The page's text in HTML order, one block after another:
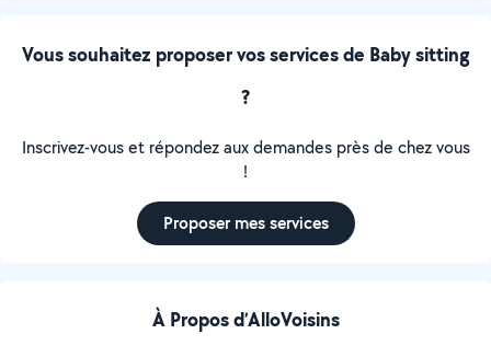
Vous souhaitez proposer vos services de Baby sitting
?
Inscrivez-vous et répondez aux demandes près de chez vous
!
Proposer mes services
À Propos d’AlloVoisins